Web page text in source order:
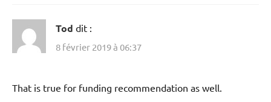
Tod dit :
8 février 2019 à 06:37
That is true for funding recommendation as well.